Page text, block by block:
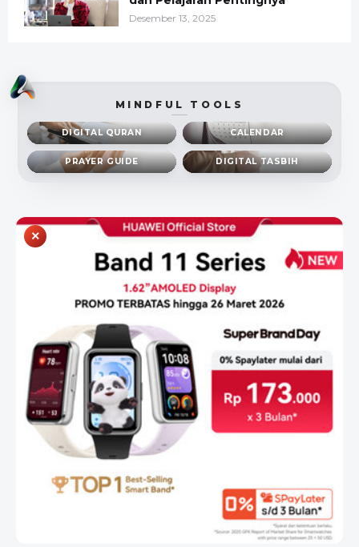
Desember 13, 2025
MINDFUL TOOLS
DIGITAL QURAN CALENDAR
PRAYER GUIDE DIGITAL TASBIH
×